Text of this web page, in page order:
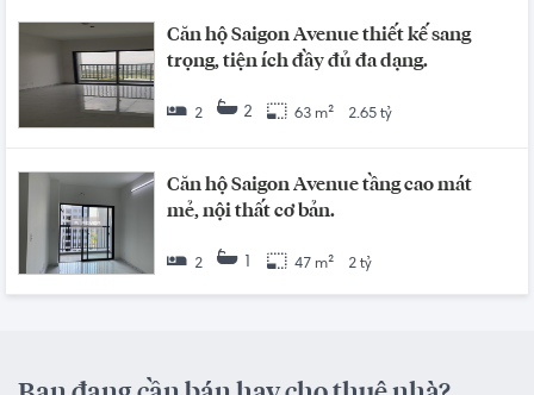
Căn hộ Saigon Avenue thiết kế sang
trọng, tiện ích đầy đủ đa dạng.
2 2 63 m² 2.65 tỷ
Căn hộ Saigon Avenue tầng cao mát
mẻ, nội thất cơ bản.
2 1 47 m² 2 tỷ